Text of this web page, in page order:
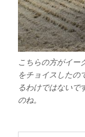
こちらの方がイ
をチョイスしたの
るわけではないで
のね。